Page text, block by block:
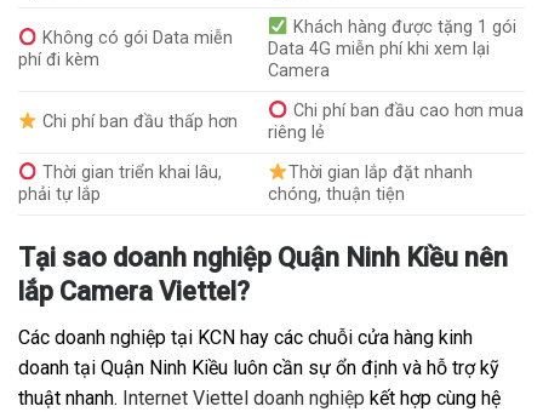
Không có gói Data miễn
phí đi kèm
Khách hàng được tặng 1 gói
Data 4G miễn phí khi xem lại
Camera
Chi phí ban đầu thấp hơn
Chi phí ban đầu cao hơn mua
riêng lẻ
Thời gian triển khai lâu,
phải tự lắp
Thời gian lắp đặt nhanh
chóng, thuận tiện
Tại sao doanh nghiệp Quận Ninh Kiều nên
lắp Camera Viettel?
Các doanh nghiệp tại KCN hay các chuỗi cửa hàng kinh
doanh tại Quận Ninh Kiều luôn cần sự ổn định và hỗ trợ kỹ
thuật nhanh. Internet Viettel doanh nghiệp kết hợp cùng hệ